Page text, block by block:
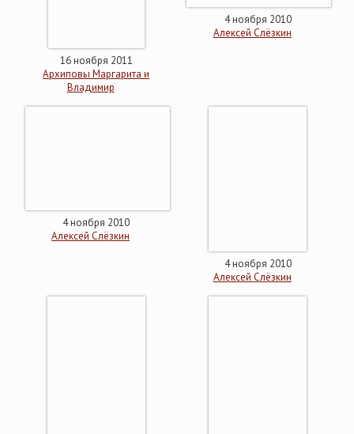
16 ноября 2011
Архиповы Маргарита и
Владимир
4 ноября 2010
Алексей Слёзкин
4 ноября 2010
Алексей Слёзкин
4 ноября 2010
Алексей Слёзкин